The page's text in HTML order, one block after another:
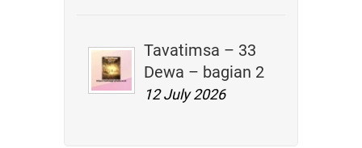
Tavatimsa – 33
Dewa – bagian 2
12 July 2026